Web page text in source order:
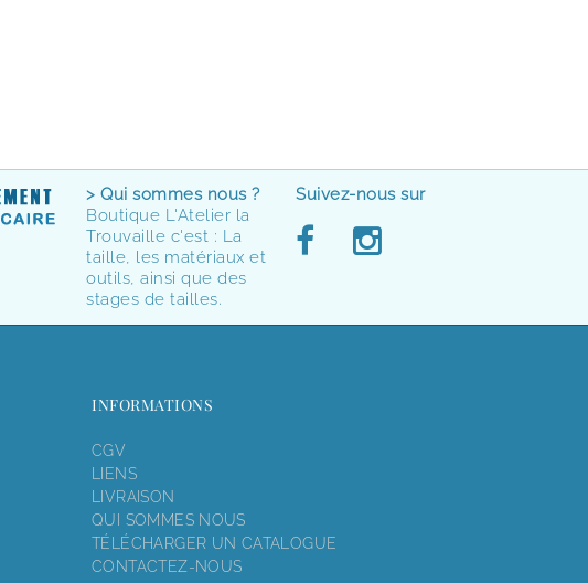
> Qui sommes nous ?
Boutique L'Atelier la
Trouvaille c'est : La
taille, les matériaux et
outils, ainsi que des
stages de tailles.
Suivez-nous sur
INFORMATIONS
CGV
LIENS
LIVRAISON
QUI SOMMES NOUS
TÉLÉCHARGER UN CATALOGUE
CONTACTEZ-NOUS